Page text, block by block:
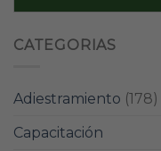
CATEGORIAS
Adiestramiento (178)
Capacitación